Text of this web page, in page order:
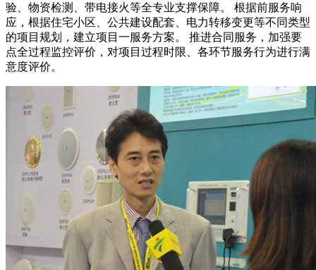
验、物资检测、带电接火等全专业支撑保障。 根据前服务响
应，根据住宅小区、公共建设配套、电力转移变更等不同类型
的项目规划，建立项目一服务方案。 推进合同服务，加强要
点全过程监控评价，对项目过程时限、各环节服务行为进行满
意度评价。